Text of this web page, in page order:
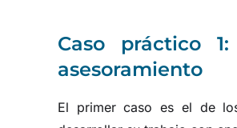
Caso práctico
asesoramiento
El primer caso es el de